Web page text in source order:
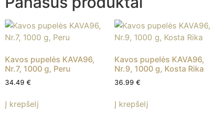
Kavos pupelės KAVA96,
Nr.7, 1000 g, Peru
34.49 €
Į krepšelį
Kavos pupelės KAVA96,
Nr.9, 1000 g, Kosta Rika
36.99 €
Į krepšelį